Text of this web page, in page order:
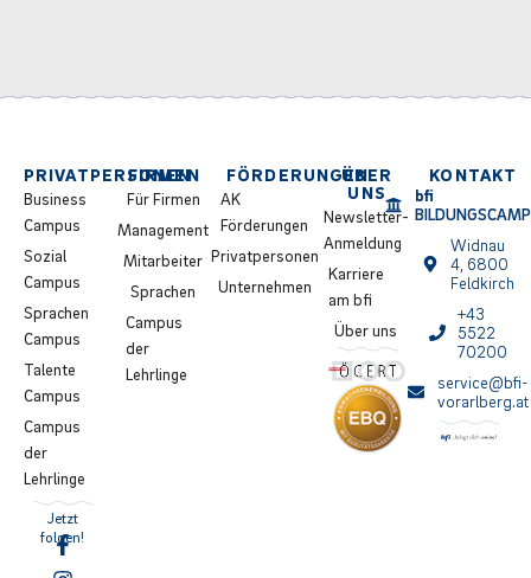
PRIVATPERSONEN
Business
Campus
Sozial
Campus
Sprachen
Campus
Talente
Campus
Campus
der
Lehrlinge
Jetzt
folgen!
FIRMEN
Für Firmen
Management
Mitarbeiter
Sprachen
Campus
der
Lehrlinge
FÖRDERUNGEN
AK
Förderungen
Privatpersonen
Unternehmen
ÜBER
UNS
Newsletter-
Anmeldung
Karriere
am bfi
Über uns
KONTAKT
bfi
Widnau
4, 6800
Feldkirch
+43
5522
70200
service@bfi-
vorarlberg.at